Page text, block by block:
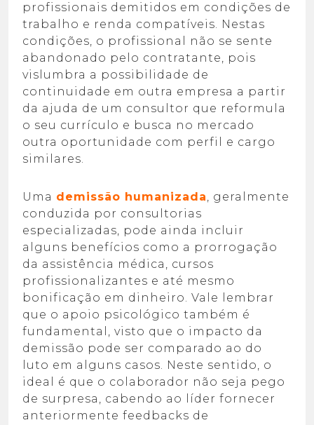
profissionais demitidos em condições de
trabalho e renda compatíveis. Nestas
condições, o profissional não se sente
abandonado pelo contratante, pois
vislumbra a possibilidade de
continuidade em outra empresa a partir
da ajuda de um consultor que reformula
o seu currículo e busca no mercado
outra oportunidade com perfil e cargo
similares.
Uma demissão humanizada, geralmente
conduzida por consultorias
especializadas, pode ainda incluir
alguns benefícios como a prorrogação
da assistência médica, cursos
profissionalizantes e até mesmo
bonificação em dinheiro. Vale lembrar
que o apoio psicológico também é
fundamental, visto que o impacto da
demissão pode ser comparado ao do
luto em alguns casos. Neste sentido, o
ideal é que o colaborador não seja pego
de surpresa, cabendo ao líder fornecer
anteriormente feedbacks de